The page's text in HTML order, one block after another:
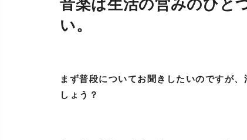
音楽は生活の営みのひと
い。
まず普段についてお聞きしたいのですが
しょう？